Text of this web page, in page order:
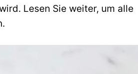
Lesen Sie weiter, um alle